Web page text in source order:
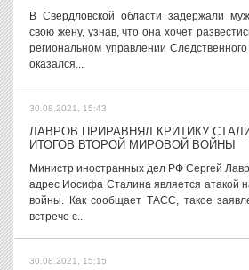
В Свердловской области задержали
свою жену, узнав, что она хочет
региональном управлении
оказался...
30.08.2021, 15:43
ЛАВРОВ ПРИРАВНЯЛ КРИТИКУ
ИТОГОВ ВТОРОЙ МИРОВОЙ ВОЙНЫ
Министр иностранных дел РФ Сергей
адрес Иосифа Сталина является атакой
войны. Как сообщает ТАСС, такое
встрече с...
30.08.2021, 15:15